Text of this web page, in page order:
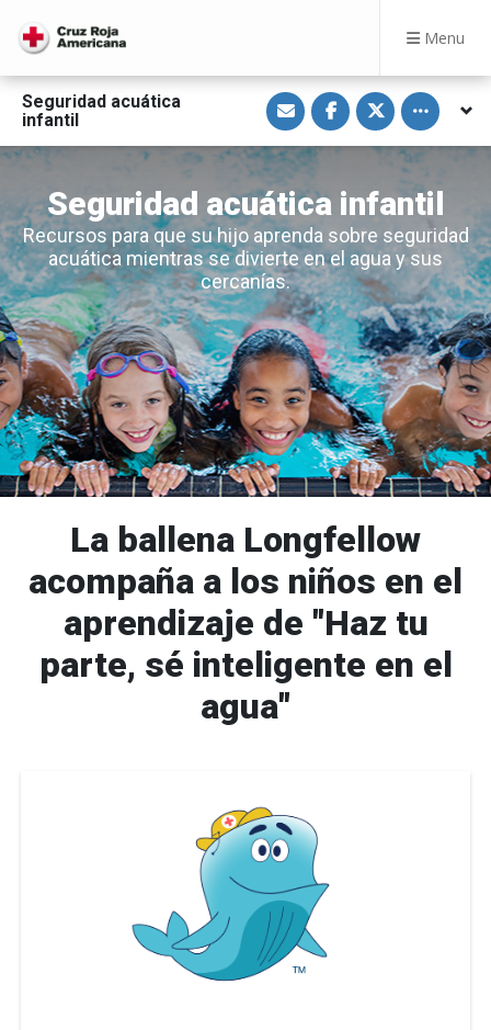
Menu
Seguridad acuática
infantil
S
h
a
r
e
a
E
m
a
i
l
S
h
a
r
e
F
a
c
e
b
o
o
k
S
h
a
r
e
n
T
w
i
t
t
e
r
Toggle
Seguridad acuática infantil
Recursos para que su hijo aprenda sobre seguridad
acuática mientras se divierte en el agua y sus
cercanías.
La ballena Longfellow
acompaña a los niños en el
aprendizaje de "Haz tu
parte, sé inteligente en el
agua"